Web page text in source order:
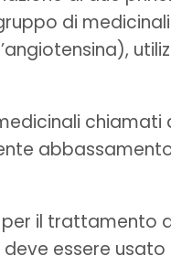
di
chiamati
per il trattamento
essere usato